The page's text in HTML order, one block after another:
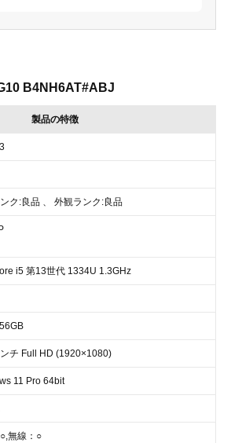
B4NH6AT#ABJ
製品の特徴
ク:良品 、 外観ランク:良品
i5 第13世代 1334U 1.3GHz
チ Full HD (1920×1080)
11 Pro 64bit
無線：○